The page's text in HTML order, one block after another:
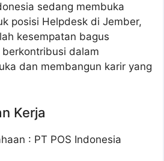
sedang membuka
posisi Helpdesk di Jember,
kesempatan bagus
dalam
dan membangun karir yang
Kerja
: PT POS Indonesia